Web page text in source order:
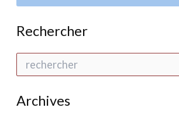
Rechercher
e
Archives